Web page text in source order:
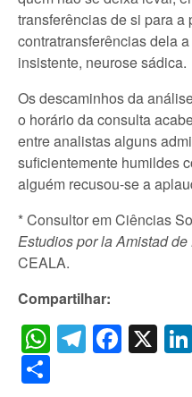
transferências de si para
contratransferências dela
insistente, neurose sádica.
Os descaminhos da
o horário da consulta
entre analistas alguns
suficientemente humildes
alguém recusou-se a
* Consultor em Ciências
Estudios por la Amistad
CEALA.
Compartilhar:
WhatsApp
X